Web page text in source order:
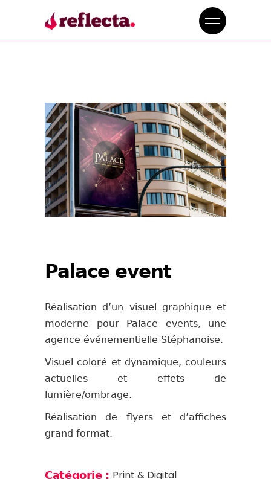
Palace event
Réalisation d’un visuel graphique et
moderne pour Palace events, une
agence événementielle Stéphanoise.
Visuel coloré et dynamique, couleurs
actuelles et effets de
lumière/ombrage.
Réalisation de flyers et d’affiches
grand format.
Catégorie : Print & Digital